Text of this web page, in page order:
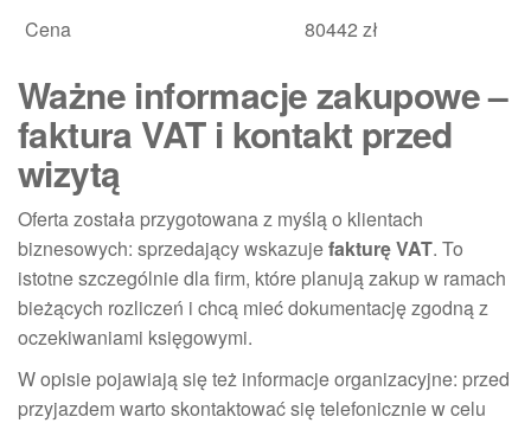
Cena
80442 zł
Ważne informacje zakupowe –
faktura VAT i kontakt przed
wizytą
Oferta została przygotowana z myślą o klientach
biznesowych: sprzedający wskazujefakturę VAT. To
istotne szczególnie dla firm, które planują zakup w ramach
bieżących rozliczeń i chcą mieć dokumentację zgodną z
oczekiwaniami księgowymi.
W opisie pojawiają się też informacje organizacyjne: przed
przyjazdem warto skontaktować się telefonicznie w celu